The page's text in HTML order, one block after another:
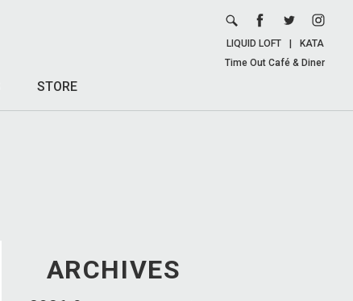
STORE
LIQUID LOFT
KATA
Time Out Café & Diner
ARCHIVES